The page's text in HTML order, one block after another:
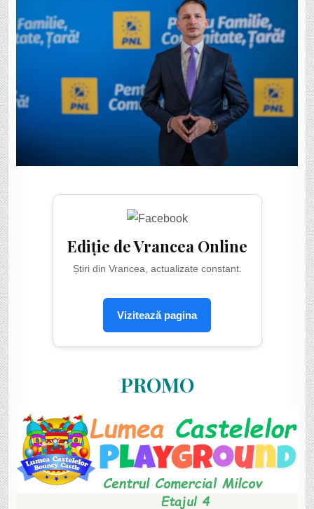
Ediție de Vrancea Online
Știri din Vrancea, actualizate constant.
Vizitează pagina
PROMO